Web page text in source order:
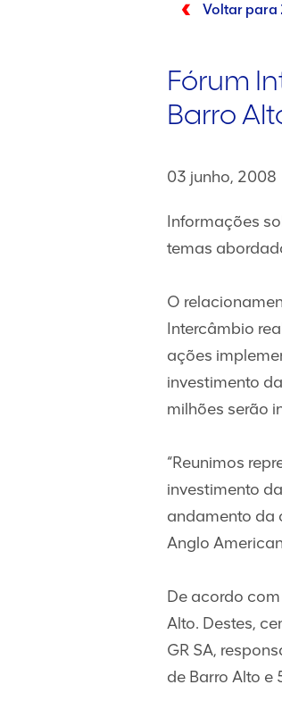
Voltar para
Fórum
Barro
03 junho, 2008
Informações
temas
O
Intercâmbio
ações
investimento
milhões serão
“Reunimos
investimento
andamento da
Anglo
De acordo
Alto. Destes,
GR SA,
de Barro Alto